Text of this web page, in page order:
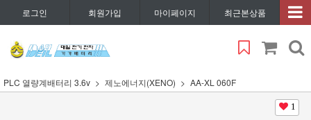
로그인 회원가입 마이페이지 최근본상품
PLC 열량계배터리 3.6v 제노에너지(XENO) AA-XL 060F
1